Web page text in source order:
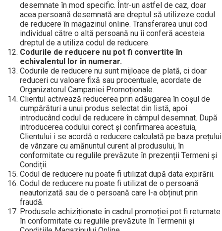
desemnate în mod specific. Într-un astfel de caz, doar
acea persoană desemnată are dreptul să utilizeze codul
de reducere în magazinul online. Transferarea unui cod
individual către o altă persoană nu îi conferă acesteia
dreptul de a utiliza codul de reducere.
Codurile de reducere nu pot fi convertite în
echivalentul lor în numerar.
Codurile de reducere nu sunt mijloace de plată, ci doar
reduceri cu valoare fixă sau procentuale, acordate de
Organizatorul Campaniei Promoționale.
Clientul activează reducerea prin adăugarea în coșul de
cumpărături a unui produs selectat din listă, apoi
introducând codul de reducere în câmpul desemnat. După
introducerea codului corect și confirmarea acestuia,
Clientului i se acordă o reducere calculată pe baza prețului
de vânzare cu amănuntul curent al produsului, în
conformitate cu regulile prevăzute în prezenții Termeni și
Condiții.
Codul de reducere nu poate fi utilizat după data expirării.
Codul de reducere nu poate fi utilizat de o persoană
neautorizată sau de o persoană care l-a obținut prin
fraudă.
Produsele achiziționate în cadrul promoției pot fi returnate
în conformitate cu regulile prevăzute în Termenii și